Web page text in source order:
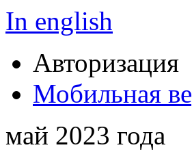
In english
Авторизация
Мобильная
май 2023 года